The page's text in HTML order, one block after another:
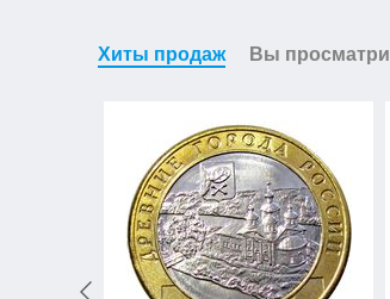
Хиты продаж Вы